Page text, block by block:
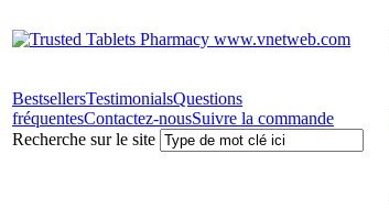
BestsellersTestimonialsQuestions
fréquentesContactez-nousSuivre la commande
Recherche sur le site